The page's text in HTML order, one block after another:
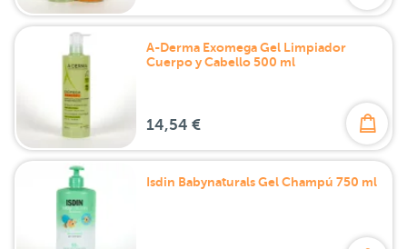
A-Derma Exomega Gel Limpiador
Cuerpo y Cabello 500 ml
14,54 €
Isdin Babynaturals Gel Champú 750 ml